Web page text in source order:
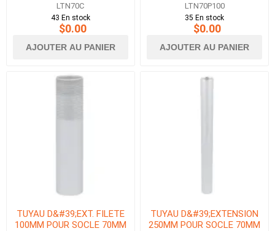
LTN70C
43 En stock
$0.00
AJOUTER AU PANIER
LTN70P100
35 En stock
$0.00
AJOUTER AU PANIER
TUYAU D&#39;EXT. FILETE
100MM POUR SOCLE 70MM
TUYAU D&#39;EXTENSION
250MM POUR SOCLE 70MM